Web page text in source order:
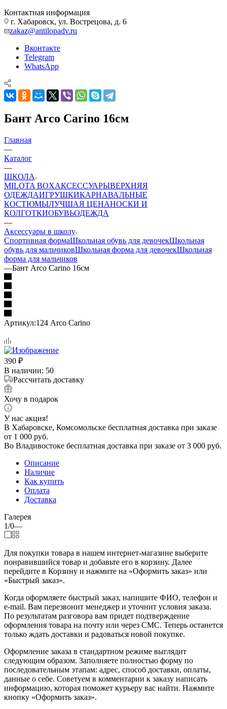
Контактная информация
г. Хабаровск, ул. Вострецова, д. 6
zakaz@antilopadv.ru
Вконтакте
Telegram
WhatsApp
Бант Arco Carino 16см
Главная
—
Каталог
—
ШКОЛА
MILOTA BOXАКСЕССУАРЫВЕРХНЯЯ
ОДЕЖДАИГРУШКИКАРНАВАЛЬНЫЕ
КОСТЮМЫЛУЧШАЯ ЦЕНАНОСКИ И
КОЛГОТКИОБУВЬОДЕЖДА
—
Аксессуары в школу
Спортивная формаШкольная обувь для девочекШкольная
обувь для мальчиковШкольная форма для девочекШкольная
форма для мальчиков
—Бант Arco Carino 16см
Артикул:124 Arco Carino
390 ₽
В наличии: 50
Рассчитать доставку
Хочу в подарок
У нас акция!
В Хабаровске, Комсомольске бесплатная доставка при заказе
от 1 000 руб.
Во Владивостоке бесплатная доставка при заказе от 3 000 руб.
Описание
Наличие
Как купить
Оплата
Доставка
Галерея
1/0—
Для покупки товара в нашем интернет-магазине выберите
понравившийся товар и добавьте его в корзину. Далее
перейдите в Корзину и нажмите на «Оформить заказ» или
«Быстрый заказ».
Когда оформляете быстрый заказ, напишите ФИО, телефон и
e-mail. Вам перезвонит менеджер и уточнит условия заказа.
По результатам разговора вам придет подтверждение
оформления товара на почту или через СМС. Теперь останется
только ждать доставки и радоваться новой покупке.
Оформление заказа в стандартном режиме выглядит
следующим образом. Заполняете полностью форму по
последовательным этапам: адрес, способ доставки, оплаты,
данные о себе. Советуем в комментарии к заказу написать
информацию, которая поможет курьеру вас найти. Нажмите
кнопку «Оформить заказ».